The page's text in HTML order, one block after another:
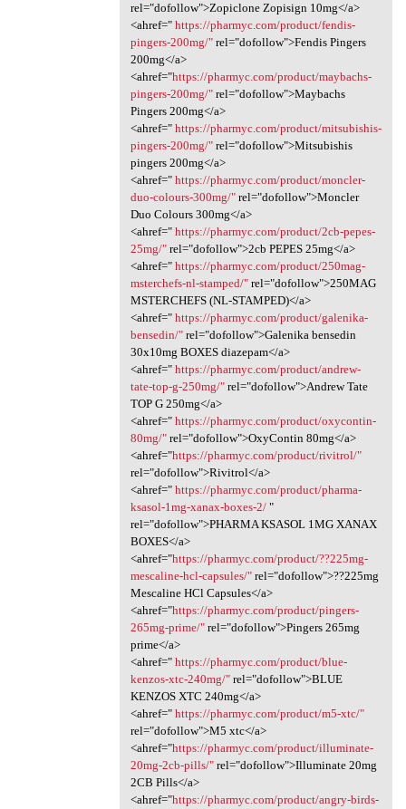
rel="dofollow">Zopiclone Zopisign 10mg</a>
<ahref=" https://pharmyc.com/product/fendis-
pingers-200mg/"rel="dofollow">Fendis Pingers
200mg</a>
<ahref="https://pharmyc.com/product/maybachs-
pingers-200mg/"rel="dofollow">Maybachs
Pingers 200mg</a>
<ahref=" https://pharmyc.com/product/mitsubishis-
pingers-200mg/"rel="dofollow">Mitsubishis
pingers 200mg</a>
<ahref=" https://pharmyc.com/product/moncler-
duo-colours-300mg/"rel="dofollow">Moncler
Duo Colours 300mg</a>
<ahref=" https://pharmyc.com/product/2cb-pepes-
25mg/"rel="dofollow">2cb PEPES 25mg</a>
<ahref=" https://pharmyc.com/product/250mag-
msterchefs-nl-stamped/"rel="dofollow">250MAG
MSTERCHEFS (NL-STAMPED)</a>
<ahref=" https://pharmyc.com/product/galenika-
bensedin/"rel="dofollow">Galenika bensedin
30x10mg BOXES diazepam</a>
<ahref=" https://pharmyc.com/product/andrew-
tate-top-g-250mg/"rel="dofollow">Andrew Tate
TOP G 250mg</a>
<ahref=" https://pharmyc.com/product/oxycontin-
80mg/"rel="dofollow">OxyContin 80mg</a>
<ahref="https://pharmyc.com/product/rivitrol/"
rel="dofollow">Rivitrol</a>
<ahref=" https://pharmyc.com/product/pharma-
ksasol-1mg-xanax-boxes-2/"
rel="dofollow">PHARMA KSASOL 1MG XANAX
BOXES</a>
<ahref="https://pharmyc.com/product/??225mg-
mescaline-hcl-capsules/"rel="dofollow">??225mg
Mescaline HCl Capsules</a>
<ahref="https://pharmyc.com/product/pingers-
265mg-prime/"rel="dofollow">Pingers 265mg
prime</a>
<ahref=" https://pharmyc.com/product/blue-
kenzos-xtc-240mg/"rel="dofollow">BLUE
KENZOS XTC 240mg</a>
<ahref=" https://pharmyc.com/product/m5-xtc/"
rel="dofollow">M5 xtc</a>
<ahref="https://pharmyc.com/product/illuminate-
20mg-2cb-pills/"rel="dofollow">Illuminate 20mg
2CB Pills</a>
<ahref="https://pharmyc.com/product/angry-birds-